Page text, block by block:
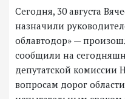
Сегодня, 30 августа
назначили
облавтодор» —
сообщили на
депутатской комиссии
вопросам дорог